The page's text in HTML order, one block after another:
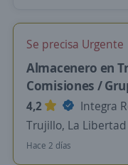
Se precisa Urgente
Almacenero en
Comisiones /
4,2
Integra
Trujillo, La Libertad
Hace 2 días